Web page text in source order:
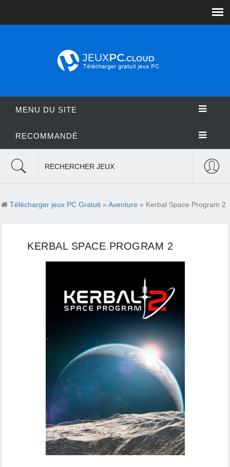
MENU DU SITE
RECOMMANDÉ
RECHERCHER JEUX
Télécharger jeux PC Gratuit » Aventure » Kerbal Space Program 2
KERBAL SPACE PROGRAM 2